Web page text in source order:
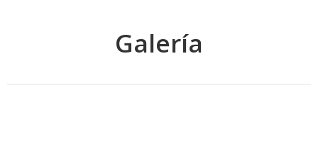
Galería